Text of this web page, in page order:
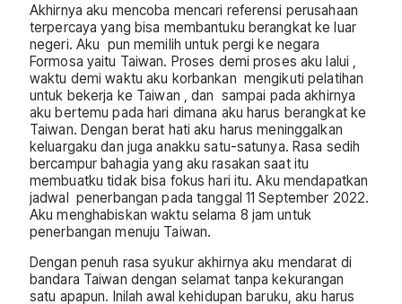
Akhirnya aku mencoba mencari referensi perusahaan
terpercaya yang bisa membantuku berangkat ke luar
negeri. Aku pun memilih untuk pergi ke negara
Formosa yaitu Taiwan. Proses demi proses aku lalui ,
waktu demi waktu aku korbankan mengikuti pelatihan
untuk bekerja ke Taiwan , dan sampai pada akhirnya
aku bertemu pada hari dimana aku harus berangkat ke
Taiwan. Dengan berat hati aku harus meninggalkan
keluargaku dan juga anakku satu-satunya. Rasa sedih
bercampur bahagia yang aku rasakan saat itu
membuatku tidak bisa fokus hari itu. Aku mendapatkan
jadwal penerbangan pada tanggal 11 September 2022.
Aku menghabiskan waktu selama 8 jam untuk
penerbangan menuju Taiwan.
Dengan penuh rasa syukur akhirnya aku mendarat di
bandara Taiwan dengan selamat tanpa kekurangan
satu apapun. Inilah awal kehidupan baruku, aku harus